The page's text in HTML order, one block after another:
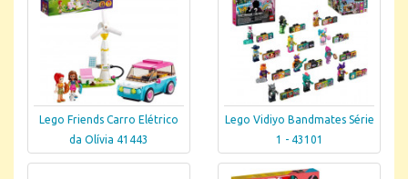
Lego Friends Carro Elétrico
da Olívia 41443
Lego Vidiyo Bandmates Série
1 - 43101